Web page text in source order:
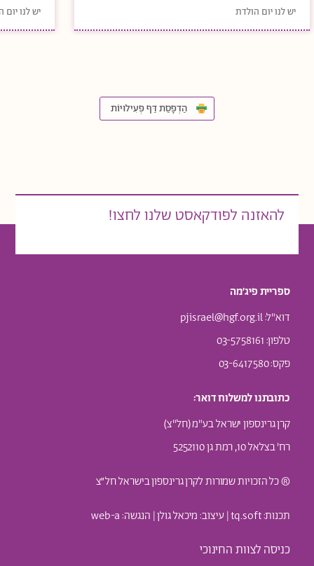
יש לנו יום הולדת יש לנו יום
הַדְפָּסַת דַּף פְּעִילוּיוֹת
להאזנה לפודקאסט שלנו לחצו!
ספריית פיג׳מה
דוא"ל:pjisrael@hgf.org.il
טלפון: 03-5758161
פקס: 03-6417580
כתובתנו למשלוח דואר:
קרן גרינספון ישראל בע"מ (חל"צ)
רח' בצלאל 10, רמת גן 5252110
® כל הזכויות שמורות לקרן גרינספון בישראל חל״צ
תכנות: tq.soft | עיצוב:מיכאל גולן| הנגשה:web-a
כניסה לצוות החינוכי